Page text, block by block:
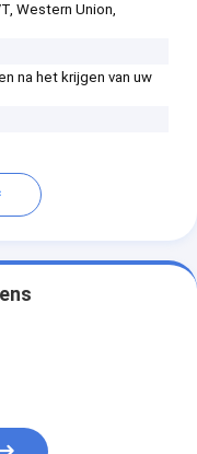
Western Union,
na het krijgen van uw